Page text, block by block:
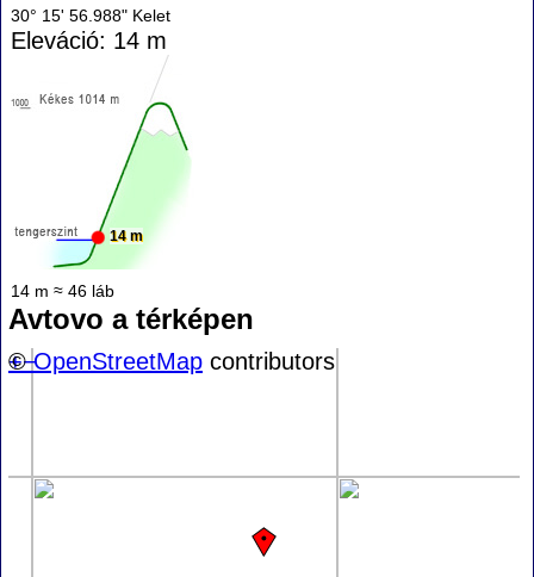
30° 15' 56.988" Kelet
Eleváció: 14 m
14 m
14 m ≈ 46 láb
Avtovo a térképen
+−
©OpenStreetMap contributors